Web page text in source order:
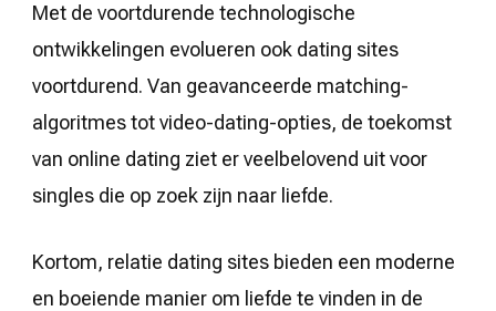
Met de voortdurende technologische
ontwikkelingen evolueren ook dating sites
voortdurend. Van geavanceerde matching-
algoritmes tot video-dating-opties, de toekomst
van online dating ziet er veelbelovend uit voor
singles die op zoek zijn naar liefde.
Kortom, relatie dating sites bieden een moderne
en boeiende manier om liefde te vinden in de